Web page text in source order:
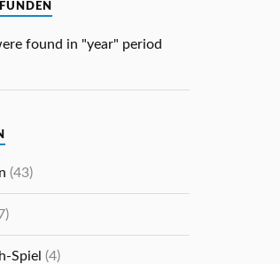
found in "year" period
(43)
Spiel (4)